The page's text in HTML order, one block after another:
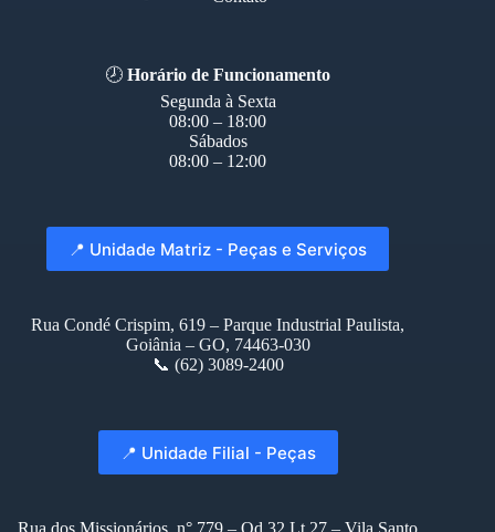
🕗Horário de Funcionamento
Segunda à Sexta
08:00 – 18:00
Sábados
08:00 – 12:00
📍 Unidade Matriz - Peças e Serviços
Rua Condé Crispim, 619 – Parque Industrial Paulista,
Goiânia – GO, 74463-030
📞 (62) 3089-2400
📍 Unidade Filial - Peças
Rua dos Missionários, n° 779 – Qd 32 Lt 27 – Vila Santo